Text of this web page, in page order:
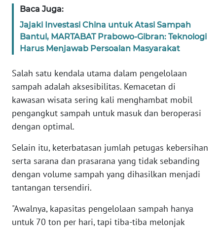
Baca Juga:
Jajaki Investasi China untuk Atasi Sampah
Bantul, MARTABAT Prabowo-Gibran: Teknologi
Harus Menjawab Persoalan Masyarakat
Salah satu kendala utama dalam pengelolaan
sampah adalah aksesibilitas. Kemacetan di
kawasan wisata sering kali menghambat mobil
pengangkut sampah untuk masuk dan beroperasi
dengan optimal.
Selain itu, keterbatasan jumlah petugas kebersihan
serta sarana dan prasarana yang tidak sebanding
dengan volume sampah yang dihasilkan menjadi
tantangan tersendiri.
"Awalnya, kapasitas pengelolaan sampah hanya
untuk 70 ton per hari, tapi tiba-tiba melonjak
SULTRA
WN
SULTENG
WN
WN
BABEL
SUMBAR